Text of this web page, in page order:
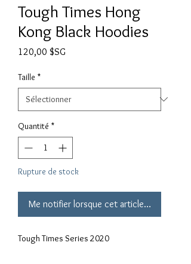
Tough Times Hong
Kong Black Hoodies
120,00 $SG
Taille *
Quantité *
Rupture de stock
Me notifier lorsque cet article est
Tough Times Series 2020